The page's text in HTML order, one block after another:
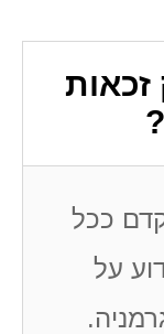
זכאות
ככל
על